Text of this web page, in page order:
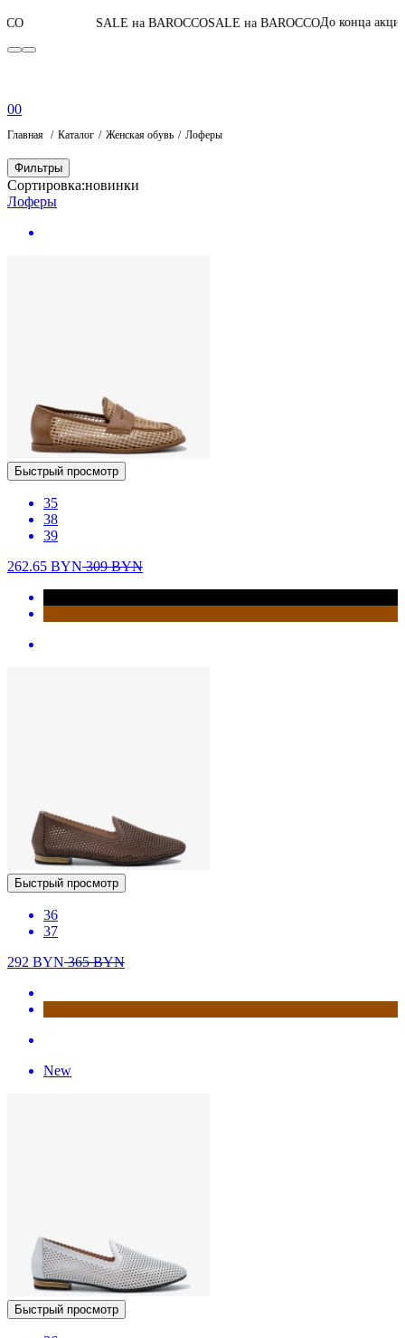
SALE на BAROCCO SALE на BAROCCO До конца акции05:14:00
00
Главная Каталог Женская обувь Лоферы
Фильтры
Сортировка:новинки
Лоферы
Быстрый просмотр
35
38
39
262.65 BYN309BYN
Быстрый просмотр
36
37
292 BYN365BYN
New
Быстрый просмотр